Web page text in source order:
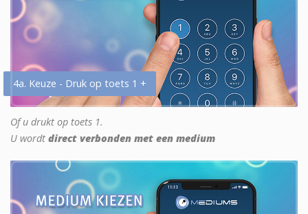
4a. Keuze - Druk op toets 1 +
Of u drukt op toets 1.
U wordt direct verbonden met een medium